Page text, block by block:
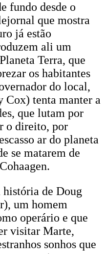
fundo desde o
que mostra
já estão
ali um
Terra, que
os habitantes
do local,
Cox) tenta manter a
que lutam por
o direito, por
ar do planeta
se matarem de
história de Doug
um homem
operário e que
visitar Marte,
sonhos que